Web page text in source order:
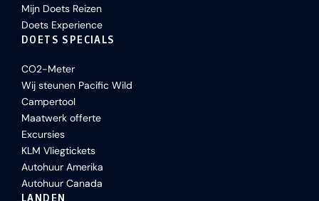
Mijn Doets Reizen
Doets Experience
DOETS SPECIALS
CO2-Meter
Wij steunen Pacific Wild
Campertool
Maatwerk offerte
Excursies
KLM Vliegtickets
Autohuur Amerika
Autohuur Canada
LANDEN